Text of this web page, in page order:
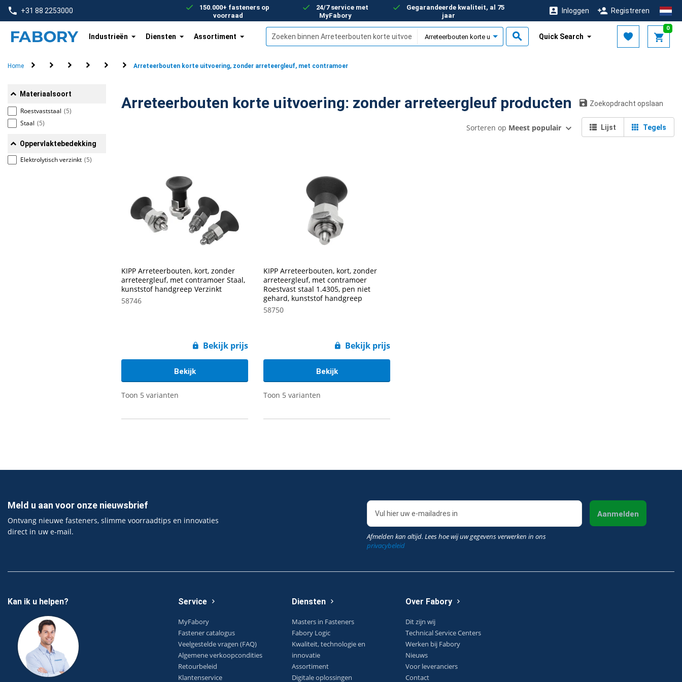
text.skipToContent
text.skipToNavigation
+31 88 2253000
150.000+ fasteners op
voorraad
24/7 service met
MyFabory
Gegarandeerde kwaliteit, al 75
jaar
Inloggen Registreren
Industrieën Diensten Assortiment
0
Quick Search
Home Bevestigingsartikelen
Machine onderdelen
Verende drukstukken, arreteerbouten, vergrendelelementen
ArreteerboutenArreteerbouten, korte uitvoering
Arreteerbouten korte uitvoering, zonder arreteergleuf, met contramoer
Materiaalsoort
Roestvaststaal (5)
Staal (5)
Oppervlaktebedekking
Elektrolytisch verzinkt (5)
Arreteerbouten korte uitvoering: zonder arreteergleuf producten Zoekopdracht opslaan
Tegels
Lijst
Sorteren op Meest populair
KIPP Arreteerbouten, kort, zonder
arreteergleuf, met contramoer Staal,
kunststof handgreep Verzinkt
58746
Bekijk prijs
Bekijk
Toon 5 varianten
KIPP Arreteerbouten, kort, zonder
arreteergleuf, met contramoer
Roestvast staal 1.4305, pen niet
gehard, kunststof handgreep
58750
Bekijk prijs
Bekijk
Toon 5 varianten
Meld u aan voor onze nieuwsbrief
Ontvang nieuwe fasteners, slimme voorraadtips en innovaties
direct in uw e‑mail.
Afmelden kan altijd. Lees hoe wij uw gegevens verwerken in ons
privacybeleid
Aanmelden
Kan ik u helpen? Service
MyFabory
Fastener catalogus
Veelgestelde vragen (FAQ)
Algemene verkoopcondities
Retourbeleid
Klantenservice
Diensten
Masters in Fasteners
Fabory Logic
Kwaliteit, technologie en
innovatie
Assortiment
Digitale oplossingen
Over Fabory
Dit zijn wij
Technical Service Centers
Werken bij Fabory
Nieuws
Voor leveranciers
Contact